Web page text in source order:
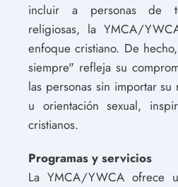
incluir a personas de
religiosas, la YMCA/
enfoque cristiano. De
siempre" refleja su
las personas sin importar
u orientación sexual,
cristianos.
Programas y servicios
La YMCA/YWCA ofrece